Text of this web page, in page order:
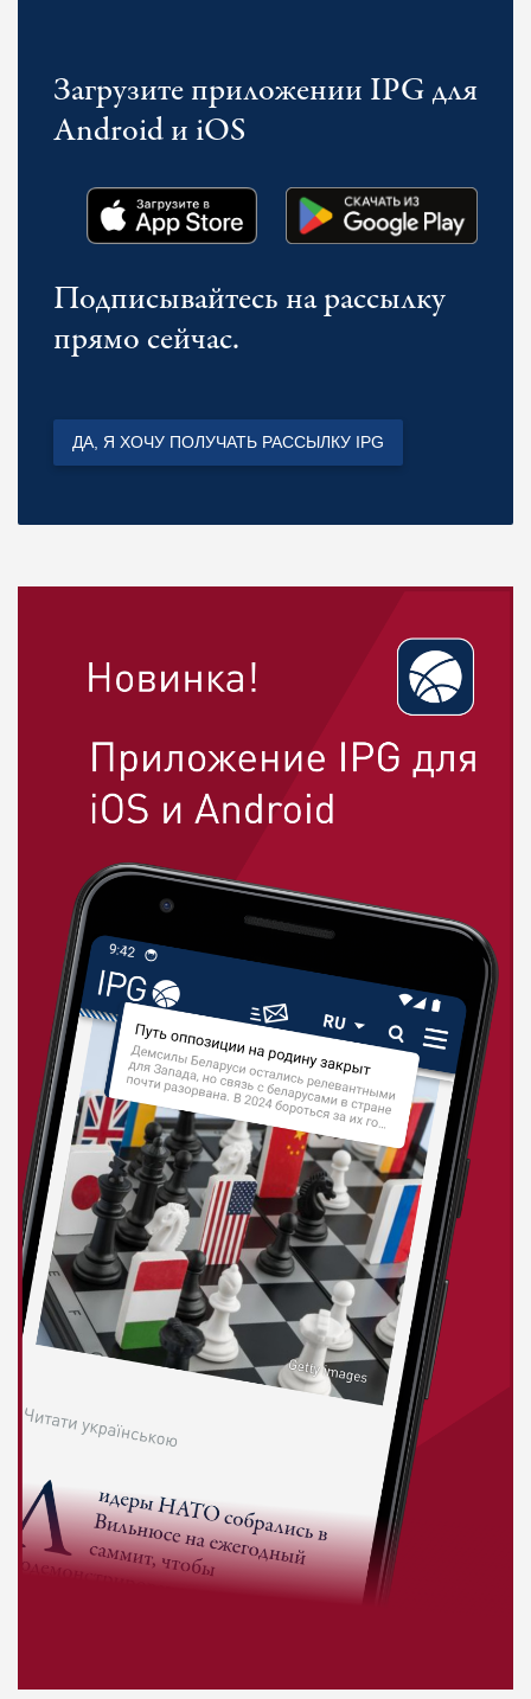
Загрузите приложении IPG для
Android и iOS
Подписывайтесь на рассылку
прямо сейчас.
ДА, Я ХОЧУ ПОЛУЧАТЬ РАССЫЛКУ IPG